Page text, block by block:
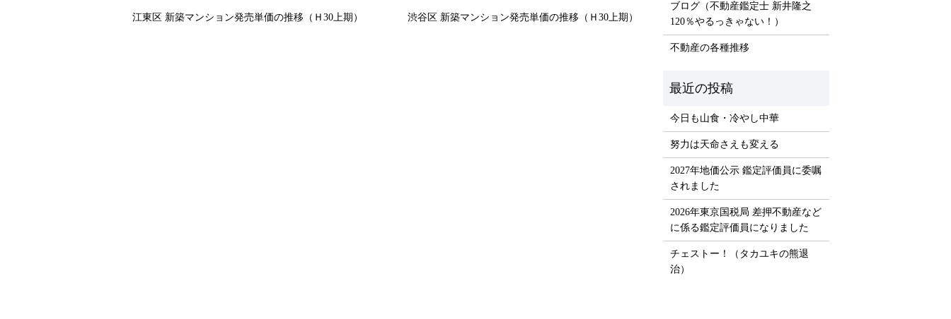
江東区 新築マンション発売単価の推移（Ｈ30上期） 渋谷区 新築マンション発売単価の推移（Ｈ30上期）
ブログ（不動産鑑定士 新井隆之
120％やるっきゃない！）
不動産の各種推移
今日も山食・冷やし中華
努力は天命さえも変える
2027年地価公示 鑑定評価員に委嘱
されました
2026年東京国税局 差押不動産など
に係る鑑定評価員になりました
チェストー！（タカユキの熊退
治）